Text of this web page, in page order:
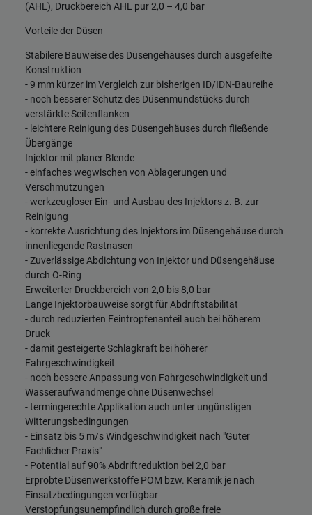
(AHL), Druckbereich AHL pur 2,0 – 4,0 bar
Vorteile der Düsen
Stabilere Bauweise des Düsengehäuses durch ausgefeilte
Konstruktion
- 9 mm kürzer im Vergleich zur bisherigen ID/IDN-Baureihe
- noch besserer Schutz des Düsenmundstücks durch
verstärkte Seitenflanken
- leichtere Reinigung des Düsengehäuses durch fließende
Übergänge
Injektor mit planer Blende
- einfaches wegwischen von Ablagerungen und
Verschmutzungen
- werkzeugloser Ein- und Ausbau des Injektors z. B. zur
Reinigung
- korrekte Ausrichtung des Injektors im Düsengehäuse durch
innenliegende Rastnasen
- Zuverlässige Abdichtung von Injektor und Düsengehäuse
durch O-Ring
Erweiterter Druckbereich von 2,0 bis 8,0 bar
Lange Injektorbauweise sorgt für Abdriftstabilität
- durch reduzierten Feintropfenanteil auch bei höherem
Druck
- damit gesteigerte Schlagkraft bei höherer
Fahrgeschwindigkeit
- noch bessere Anpassung von Fahrgeschwindigkeit und
Wasseraufwandmenge ohne Düsenwechsel
- termingerechte Applikation auch unter ungünstigen
Witterungsbedingungen
- Einsatz bis 5 m/s Windgeschwindigkeit nach "Guter
Fachlicher Praxis"
- Potential auf 90% Abdriftreduktion bei 2,0 bar
Erprobte Düsenwerkstoffe POM bzw. Keramik je nach
Einsatzbedingungen verfügbar
Verstopfungsunempfindlich durch große freie